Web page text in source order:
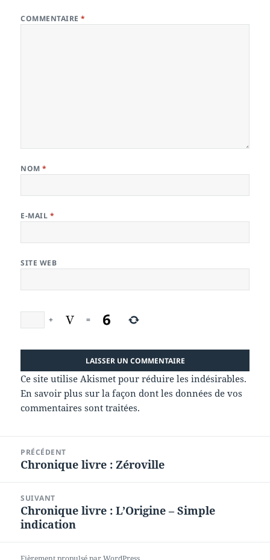
COMMENTAIRE*
NOM*
E-MAIL *
SITE WEB
+ =
Ce site utilise Akismet pour réduire les indésirables.
En savoir plus sur la façon dont les données de vos
commentaires sont traitées.
l’article
PRÉCÉDENT
Article
Chronique livre : Zéroville
SUIVANT
Article
suivant :
Chronique livre : L’Origine – Simple
indication